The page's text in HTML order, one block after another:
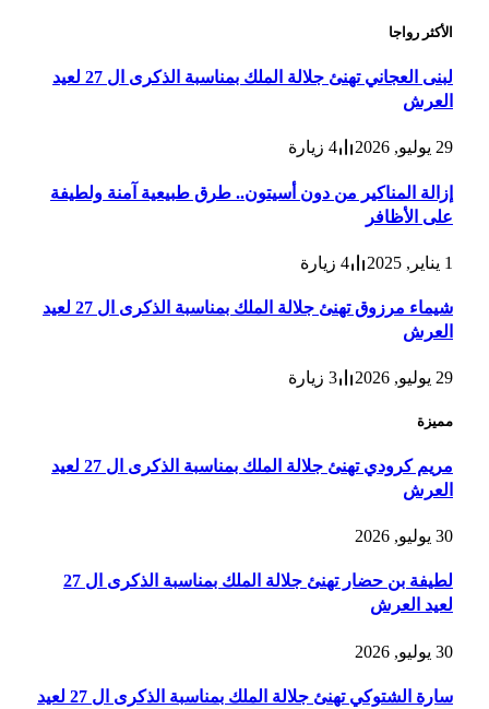
الأكثر رواجا
لبنى العجاني تهنئ جلالة الملك بمناسبة الذكرى ال 27 لعيد
العرش
29 يوليو, 2026 4 زيارة
إزالة المناكير من دون أسيتون.. طرق طبيعية آمنة ولطيفة
على الأظافر
1 يناير, 2025 4 زيارة
شيماء مرزوق تهنئ جلالة الملك بمناسبة الذكرى ال 27 لعيد
العرش
29 يوليو, 2026 3 زيارة
مميزة
مريم كرودي تهنئ جلالة الملك بمناسبة الذكرى ال 27 لعيد
العرش
30 يوليو, 2026
لطيفة بن حضار تهنئ جلالة الملك بمناسبة الذكرى ال 27
لعيد العرش
30 يوليو, 2026
سارة الشتوكي تهنئ جلالة الملك بمناسبة الذكرى ال 27 لعيد